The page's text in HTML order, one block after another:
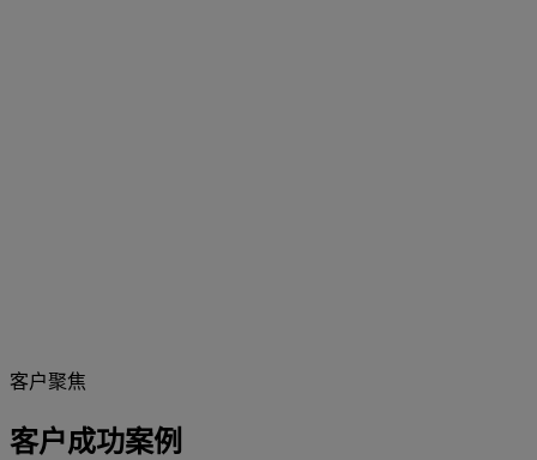
客户聚焦
客户成功案例